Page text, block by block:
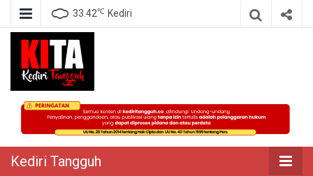
33.42℃ Kediri
Kediri Tangguh
Berita Akurat Terpercaya
Kediri Tangguh